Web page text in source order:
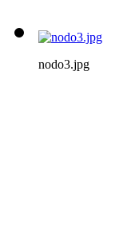
nodo3.jpg